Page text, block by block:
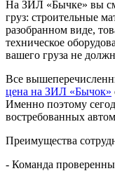
На ЗИЛ «Бычке» вы
груз: строительные
разобранном виде,
техническое
вашего груза не
Все
цена на ЗИЛ «Бычок»
Именно поэтому
востребованных
Преимущества
- Команда